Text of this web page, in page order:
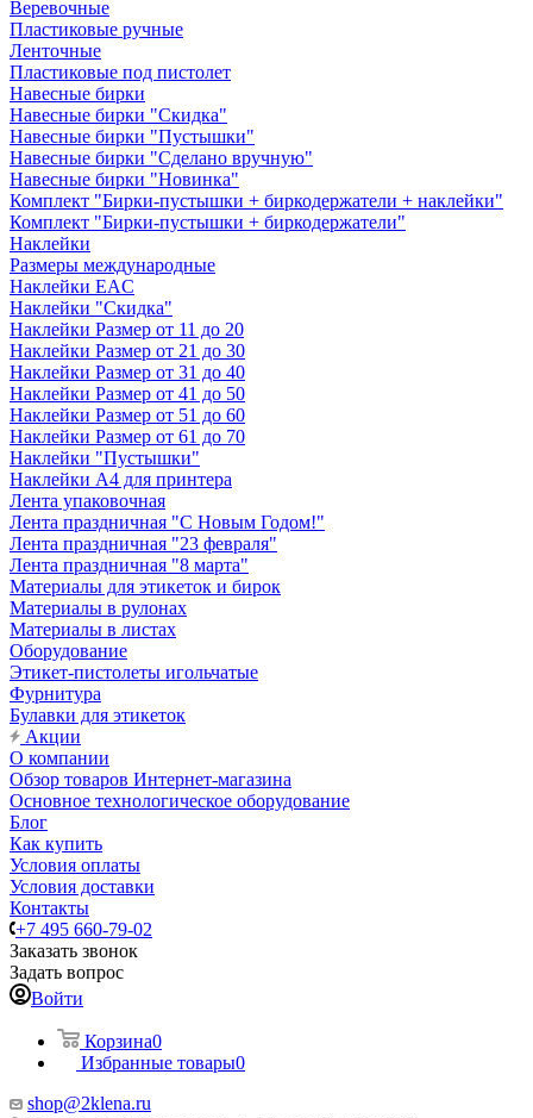
Веревочные
Пластиковые ручные
Ленточные
Пластиковые под пистолет
Навесные бирки
Навесные бирки "Скидка"
Навесные бирки "Пустышки"
Навесные бирки "Сделано вручную"
Навесные бирки "Новинка"
Комплект "Бирки-пустышки + биркодержатели + наклейки"
Комплект "Бирки-пустышки + биркодержатели"
Наклейки
Размеры международные
Наклейки EAC
Наклейки "Скидка"
Наклейки Размер от 11 до 20
Наклейки Размер от 21 до 30
Наклейки Размер от 31 до 40
Наклейки Размер от 41 до 50
Наклейки Размер от 51 до 60
Наклейки Размер от 61 до 70
Наклейки "Пустышки"
Наклейки А4 для принтера
Лента упаковочная
Лента праздничная "С Новым Годом!"
Лента праздничная "23 февраля"
Лента праздничная "8 марта"
Материалы для этикеток и бирок
Материалы в рулонах
Материалы в листах
Оборудование
Этикет-пистолеты игольчатые
Фурнитура
Булавки для этикеток
Акции
О компании
Обзор товаров Интернет-магазина
Основное технологическое оборудование
Блог
Как купить
Условия оплаты
Условия доставки
Контакты
+7 495 660-79-02
Заказать звонок
Задать вопрос
Войти
Корзина0
Избранные товары0
shop@2klena.ru